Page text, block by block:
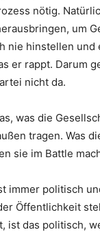
nötig.
um
nie hinstellen und
er rappt. Darum
nicht da.
was die
tragen. Was
sie im Battle
immer politisch
Öffentlichkeit
ist das politisch,